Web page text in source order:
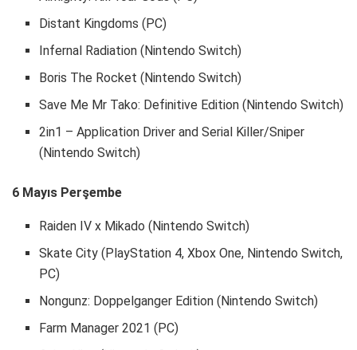
Distant Kingdoms (PC)
Infernal Radiation (Nintendo Switch)
Boris The Rocket (Nintendo Switch)
Save Me Mr Tako: Definitive Edition (Nintendo Switch)
2in1 – Application Driver and Serial Killer/Sniper
(Nintendo Switch)
6 Mayıs Perşembe
Raiden IV x Mikado (Nintendo Switch)
Skate City (PlayStation 4, Xbox One, Nintendo Switch,
PC)
Nongunz: Doppelganger Edition (Nintendo Switch)
Farm Manager 2021 (PC)